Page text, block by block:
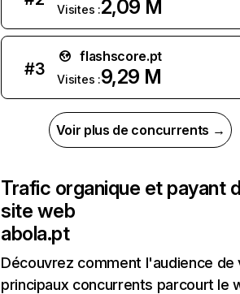
Visites :2,09 M
#3
flashscore.pt
Visites :9,29 M
Voir plus de concurrents →
Trafic organique et payant
site web
abola.pt
Découvrez comment l'audience de
principaux concurrents parcourt le